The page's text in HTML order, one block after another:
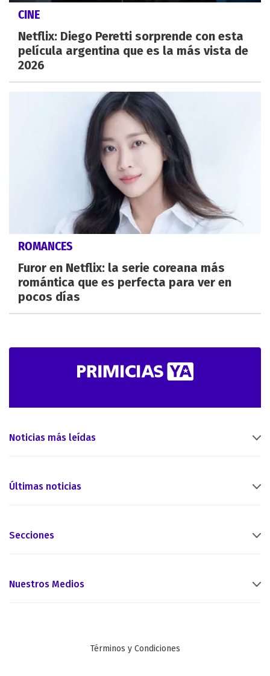
CINE
Netflix: Diego Peretti sorprende con esta
película argentina que es la más vista de
2026
ROMANCES
Furor en Netflix: la serie coreana más
romántica que es perfecta para ver en
pocos días
Noticias más leídas
Últimas noticias
Secciones
Nuestros Medios
Términos y Condiciones